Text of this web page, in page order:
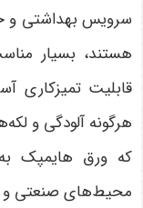
سرویس بهداشتی و
هستند، بسیار
قابلیت تمیزکاری
هرگونه آلودگی و
که ورق هایمپک
محیط‌های صنعتی و